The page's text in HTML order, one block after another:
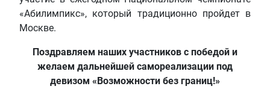
«Абилимпикс», который традиционно пройдет в
Москве.
Поздравляем наших участников с победой и
желаем дальнейшей самореализации под
девизом «Возможности без границ!»